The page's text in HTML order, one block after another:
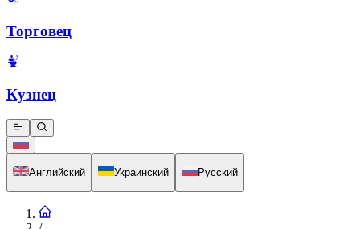
Торговец
Кузнец
Английский Украинский Русский